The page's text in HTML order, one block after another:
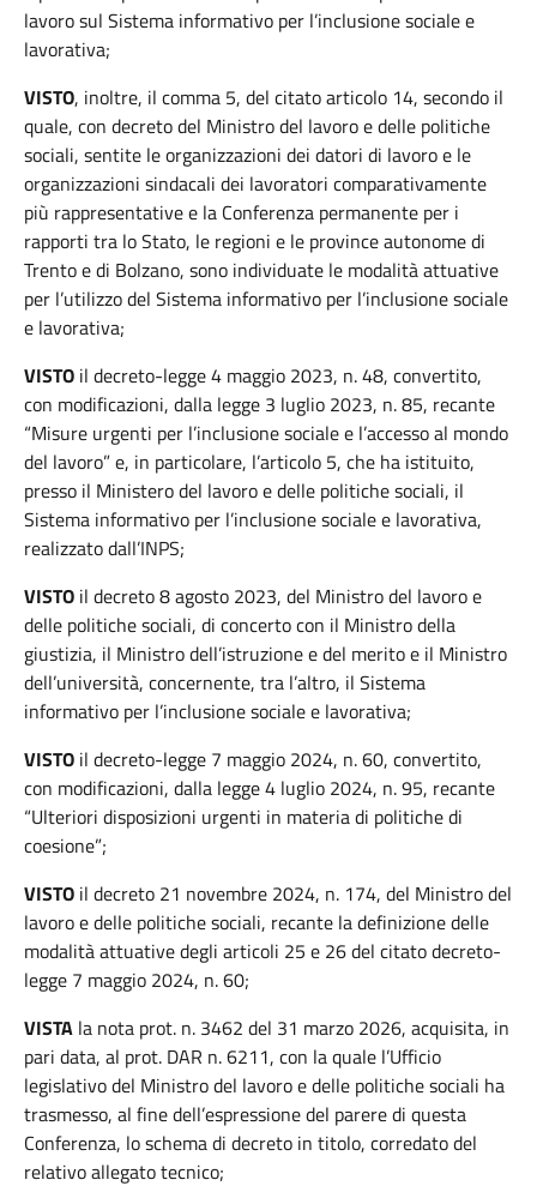
lavoro sul Sistema informativo per l’inclusione sociale e
lavorativa;
VISTO, inoltre, il comma 5, del citato articolo 14, secondo il
quale, con decreto del Ministro del lavoro e delle politiche
sociali, sentite le organizzazioni dei datori di lavoro e le
organizzazioni sindacali dei lavoratori comparativamente
più rappresentative e la Conferenza permanente per i
rapporti tra lo Stato, le regioni e le province autonome di
Trento e di Bolzano, sono individuate le modalità attuative
per l’utilizzo del Sistema informativo per l’inclusione sociale
e lavorativa;
VISTO il decreto-legge 4 maggio 2023, n. 48, convertito,
con modificazioni, dalla legge 3 luglio 2023, n. 85, recante
“Misure urgenti per l’inclusione sociale e l’accesso al mondo
del lavoro” e, in particolare, l’articolo 5, che ha istituito,
presso il Ministero del lavoro e delle politiche sociali, il
Sistema informativo per l’inclusione sociale e lavorativa,
realizzato dall’INPS;
VISTO il decreto 8 agosto 2023, del Ministro del lavoro e
delle politiche sociali, di concerto con il Ministro della
giustizia, il Ministro dell’istruzione e del merito e il Ministro
dell’università, concernente, tra l’altro, il Sistema
informativo per l’inclusione sociale e lavorativa;
VISTO il decreto-legge 7 maggio 2024, n. 60, convertito,
con modificazioni, dalla legge 4 luglio 2024, n. 95, recante
“Ulteriori disposizioni urgenti in materia di politiche di
coesione”;
VISTO il decreto 21 novembre 2024, n. 174, del Ministro del
lavoro e delle politiche sociali, recante la definizione delle
modalità attuative degli articoli 25 e 26 del citato decreto-
legge 7 maggio 2024, n. 60;
VISTA la nota prot. n. 3462 del 31 marzo 2026, acquisita, in
pari data, al prot. DAR n. 6211, con la quale l’Ufficio
legislativo del Ministro del lavoro e delle politiche sociali ha
trasmesso, al fine dell’espressione del parere di questa
Conferenza, lo schema di decreto in titolo, corredato del
relativo allegato tecnico;